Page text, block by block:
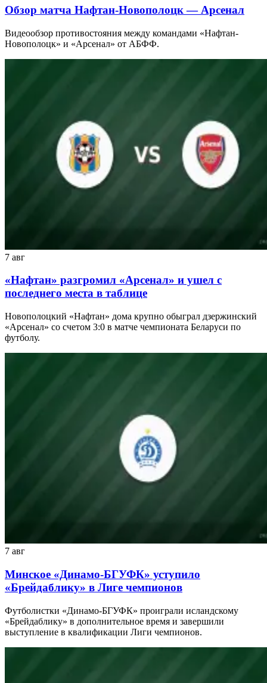
Обзор матча Нафтан-Новополоцк — Арсенал
Видеообзор противостояния между командами «Нафтан-
Новополоцк» и «Арсенал» от АБФФ.
7 авг
«Нафтан» разгромил «Арсенал» и ушел с
последнего места в таблице
Новополоцкий «Нафтан» дома крупно обыграл дзержинский
«Арсенал» со счетом 3:0 в матче чемпионата Беларуси по
футболу.
7 авг
Минское «Динамо-БГУФК» уступило
«Брейдаблику» в Лиге чемпионов
Футболистки «Динамо-БГУФК» проиграли исландскому
«Брейдаблику» в дополнительное время и завершили
выступление в квалификации Лиги чемпионов.